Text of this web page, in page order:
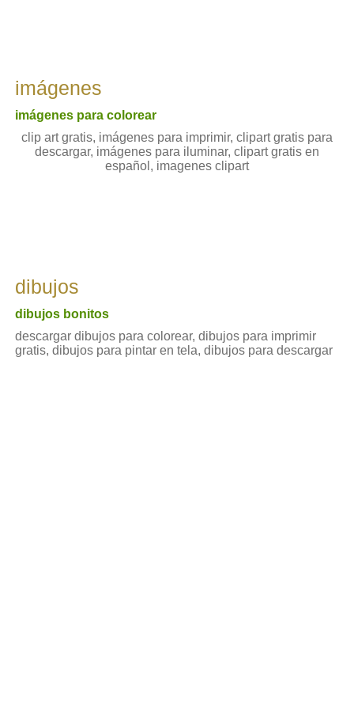
imágenes
imágenes para colorear
clip art gratis, imágenes para imprimir, clipart gratis para
descargar, imágenes para iluminar, clipart gratis en
español, imagenes clipart
dibujos
dibujos bonitos
descargar dibujos para colorear, dibujos para imprimir
gratis, dibujos para pintar en tela, dibujos para descargar